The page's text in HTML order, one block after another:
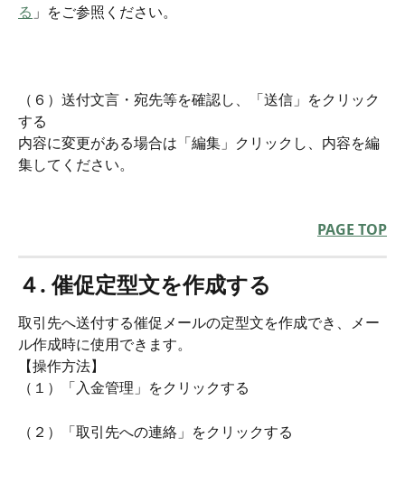
る 」をご参照ください。
（６）送付文言・宛先等を確認し、「送信」をクリック
する
内容に変更がある場合は「編集」クリックし、内容を編
集してください。
PAGE TOP
４. 催促定型文を作成する
取引先へ送付する催促メールの定型文を作成でき、メー
ル作成時に使用できます。
【操作方法】
（１）「入金管理」をクリックする
（２）「取引先への連絡」をクリックする